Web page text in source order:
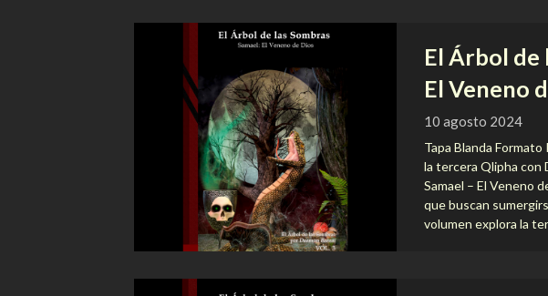
El Árbol de
El Veneno
10 agosto 2024
Tapa Blanda
la tercera Qlipha con
Samael – El Veneno
que buscan
volumen explora la